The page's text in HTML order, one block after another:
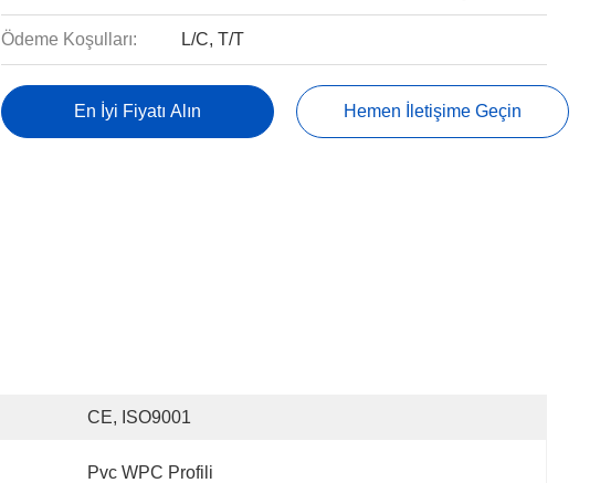
Ödeme Koşulları: L/C, T/T
En İyi Fiyatı Alın Hemen İletişime Geçin
CE, ISO9001
Pvc WPC Profili